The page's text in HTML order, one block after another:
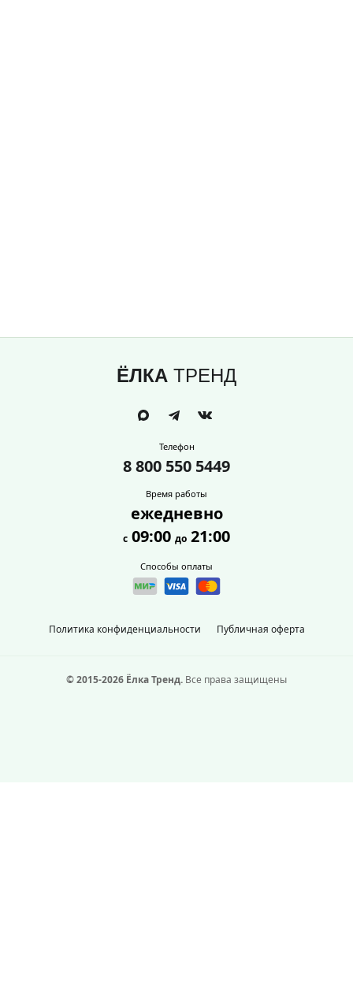
ЁЛКА ТРЕНД
Политика конфиденциальности Публичная оферта
Телефон
8 800 550 5449
Время работы
ежедневно
с 09:00 до 21:00
Способы оплаты
© 2015-2026 Ёлка Тренд. Все права защищены